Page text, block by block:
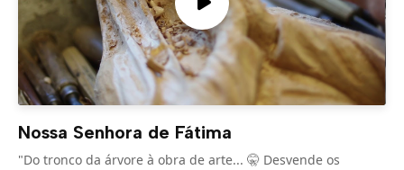
Nossa Senhora de Fátima
"Do tronco da árvore à obra de arte... 🤫 Desvende os